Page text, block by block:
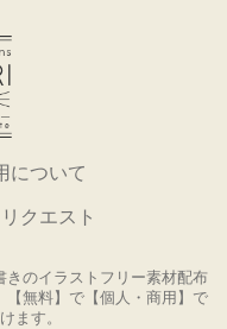
について
リクエスト
きのイラストフリー素材配布
無料】で【個人・商用】で
ます。